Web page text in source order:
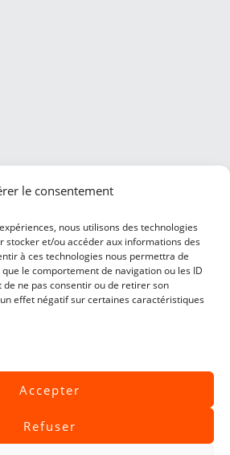
le consentement
nous utilisons des technologies
stocker et/ou accéder aux informations des
à ces technologies nous permettra de
le comportement de navigation ou les ID
de ne pas consentir ou de retirer son
effet négatif sur certaines caractéristiques
Accepter
Refuser